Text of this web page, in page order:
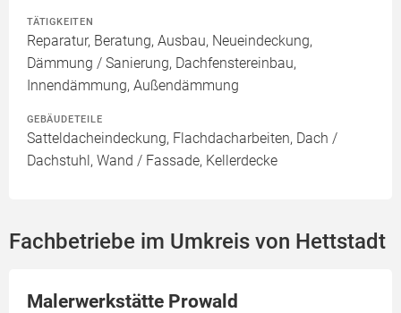
TÄTIGKEITEN
Reparatur, Beratung, Ausbau, Neueindeckung,
Dämmung / Sanierung, Dachfenstereinbau,
Innendämmung, Außendämmung
GEBÄUDETEILE
Satteldacheindeckung, Flachdacharbeiten, Dach /
Dachstuhl, Wand / Fassade, Kellerdecke
Fachbetriebe im Umkreis von Hettstadt
Malerwerkstätte Prowald